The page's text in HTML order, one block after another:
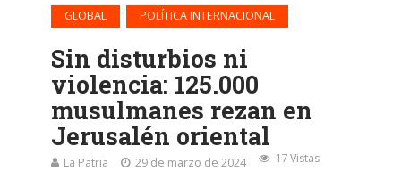
GLOBAL POLÍTICA INTERNACIONAL
Sin disturbios ni
violencia: 125.000
musulmanes rezan en
Jerusalén oriental
La Patria 29 de marzo de 2024 17 Vistas